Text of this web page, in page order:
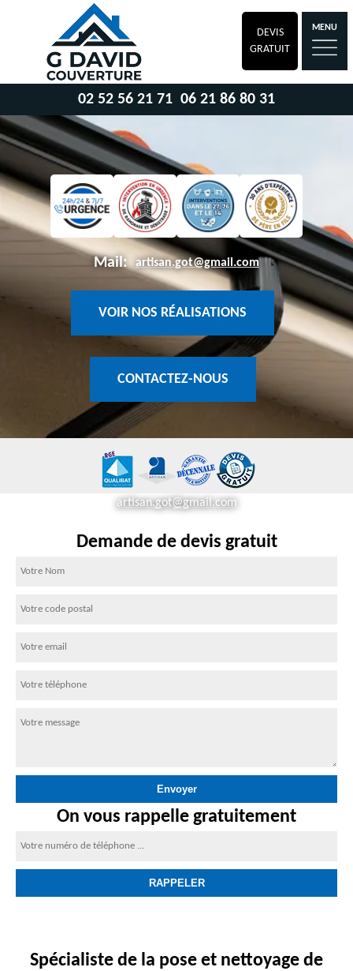
DEVIS
GRATUIT
MENU
02 52 56 21 71 06 21 86 80 31
Mail: artisan.got@gmail.com
VOIR NOS RÉALISATIONS
CONTACTEZ-NOUS
artisan.got@gmail.com
Demande de devis gratuit
On vous rappelle gratuitement
Spécialiste de la pose et nettoyage de